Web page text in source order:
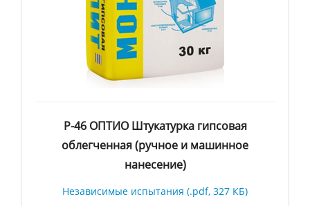
Р-46 ОПТИО Штукатурка гипсовая
облегченная (ручное и машинное
нанесение)
Независимые испытания (.pdf, 327 КБ)